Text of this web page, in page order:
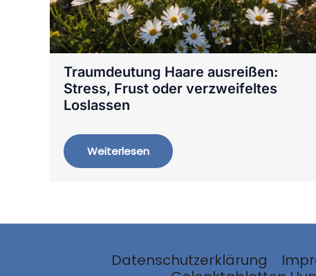
Traumdeutung Haare ausreißen:
Stress, Frust oder verzweifeltes
Loslassen
Weiterlesen
Datenschutzerklärung